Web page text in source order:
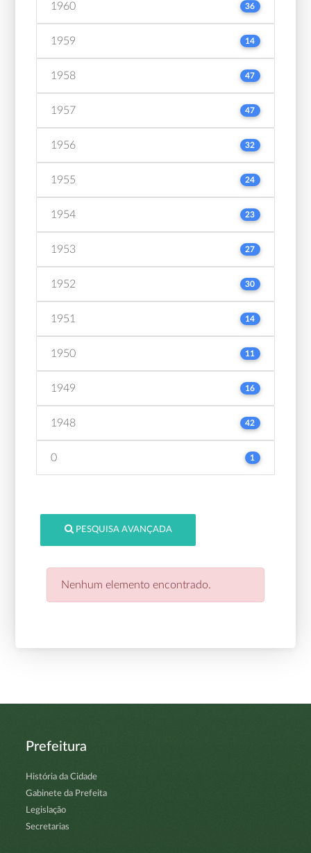
1960 36
1959 14
1958 47
1957 47
1956 32
1955 24
1954 23
1953 27
1952 30
1951 14
1950 11
1949 16
1948 42
0 1
PESQUISA AVANÇADA
Nenhum elemento encontrado.
Prefeitura
História da Cidade
Gabinete da Prefeita
Legislação
Secretarias